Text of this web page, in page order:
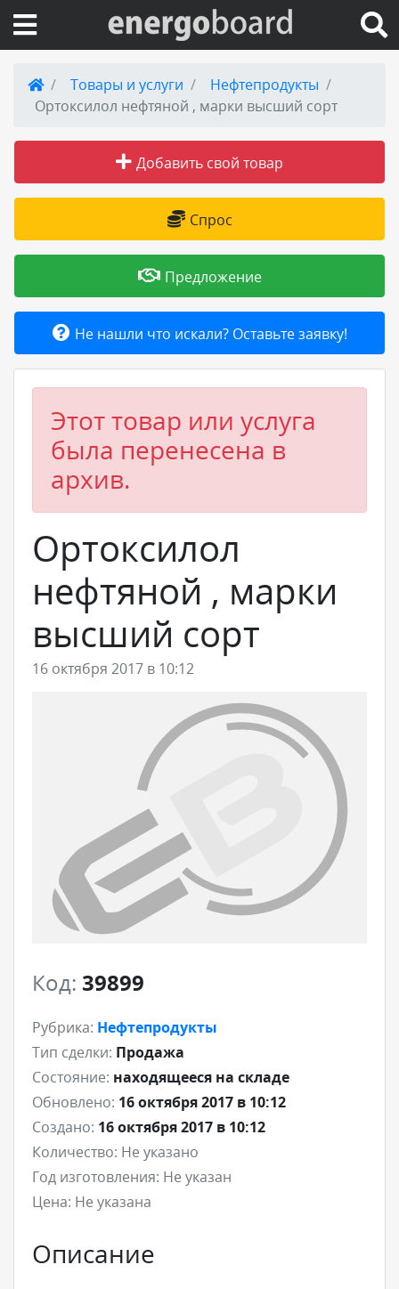
Вход на сайт
Публикации
Товары и услуги
Добавить товар или услугу
Товары и услуги
Нефтепродукты
Ортоксилол нефтяной , марки высший сорт
Добавить свой товар
Спрос
Предложение
Не нашли что искали? Оставьте заявку!
Этот товар или услуга
была перенесена в
архив.
Ортоксилол
нефтяной , марки
высший сорт
16 октября 2017 в 10:12
Код: 39899
Рубрика: Нефтепродукты
Тип сделки: Продажа
Состояние: находящееся на складе
Обновлено: 16 октября 2017 в 10:12
Создано: 16 октября 2017 в 10:12
Количество: Не указано
Год изготовления: Не указан
Цена: Не указана
Описание